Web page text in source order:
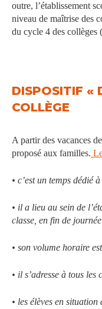
outre, l’établissement
niveau de maîtrise des
du cycle 4 des collèges
DISPOSITIF «
COLLÈGE
A partir des vacances
proposé aux familles.
• c’est un temps dédié
• il a lieu au sein de
classe, en fin de
• son volume horaire
• il s’adresse à tous
• les élèves en